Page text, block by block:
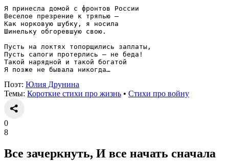
Я принесла домой с фронтов России
Веселое презрение к тряпью —
Как норковую шубку, я носила
Шинельку обгоревшую свою.
Пусть на локтях топорщились заплаты,
Пусть сапоги протерлись — не беда!
Такой нарядной и такой богатой
Я позже не бывала никогда…
Поэт: Юлия Друнина
Темы: Короткие стихи про жизнь • Стихи про войну
0
8
Все зачеркнуть, И все начать сначала